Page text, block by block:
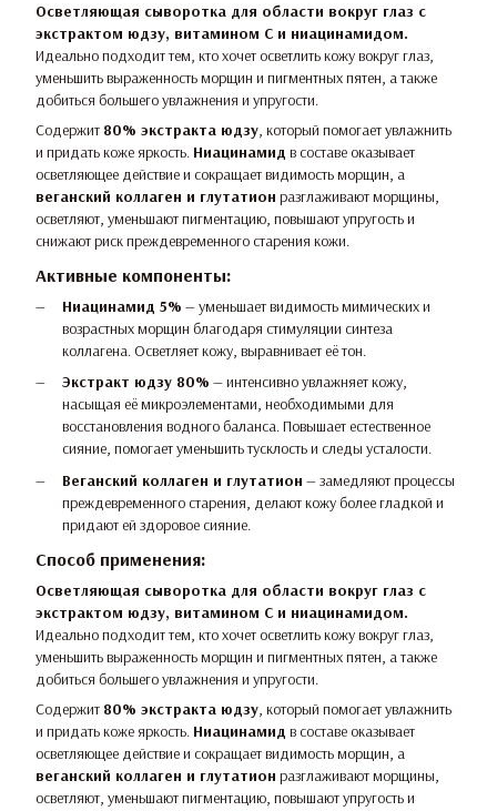
Осветляющая сыворотка для области вокруг глаз с
экстрактом юдзу, витамином С и ниацинамидом.
Идеально подходит тем, кто хочет осветлить кожу вокруг глаз,
уменьшить выраженность морщин и пигментных пятен, а также
добиться большего увлажнения и упругости.
Содержит 80% экстракта юдзу, который помогает увлажнить
и придать коже яркость. Ниацинамид в составе оказывает
осветляющее действие и сокращает видимость морщин, а
веганский коллаген и глутатион разглаживают морщины,
осветляют, уменьшают пигментацию, повышают упругость и
снижают риск преждевременного старения кожи.
Активные компоненты:
Ниацинамид 5% — уменьшает видимость мимических и
возрастных морщин благодаря стимуляции синтеза
коллагена. Осветляет кожу, выравнивает её тон.
Экстракт юдзу 80% — интенсивно увлажняет кожу,
насыщая её микроэлементами, необходимыми для
восстановления водного баланса. Повышает естественное
сияние, помогает уменьшить тусклость и следы усталости.
Веганский коллаген и глутатион — замедляют процессы
преждевременного старения, делают кожу более гладкой и
придают ей здоровое сияние.
Способ применения:
Осветляющая сыворотка для области вокруг глаз с
экстрактом юдзу, витамином С и ниацинамидом.
Идеально подходит тем, кто хочет осветлить кожу вокруг глаз,
уменьшить выраженность морщин и пигментных пятен, а также
добиться большего увлажнения и упругости.
Содержит 80% экстракта юдзу , который помогает увлажнить
и придать коже яркость. Ниацинамид в составе оказывает
осветляющее действие и сокращает видимость морщин, а
веганский коллаген и глутатион разглаживают морщины,
осветляют, уменьшают пигментацию, повышают упругость и